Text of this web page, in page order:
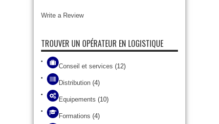
Write a Review
TROUVER UN OPÉRATEUR EN LOGISTIQUE
Conseil et services (12)
Distribution (4)
Equipements (10)
Formations (4)